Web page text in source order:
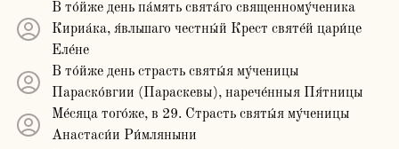
В то́йже день па́мять свята́го священному́ченика
Кириа́ка, я́вльшаго честны́й Крест святе́й цари́це
Еле́не
В то́йже день страсть святы́я му́ченицы
Параско́вгии (Параскевы), нарече́нныя Пя́тницы
Ме́сяца того́же, в 29. Страсть святы́я му́ченицы
Анастаси́и Ри́мляныни